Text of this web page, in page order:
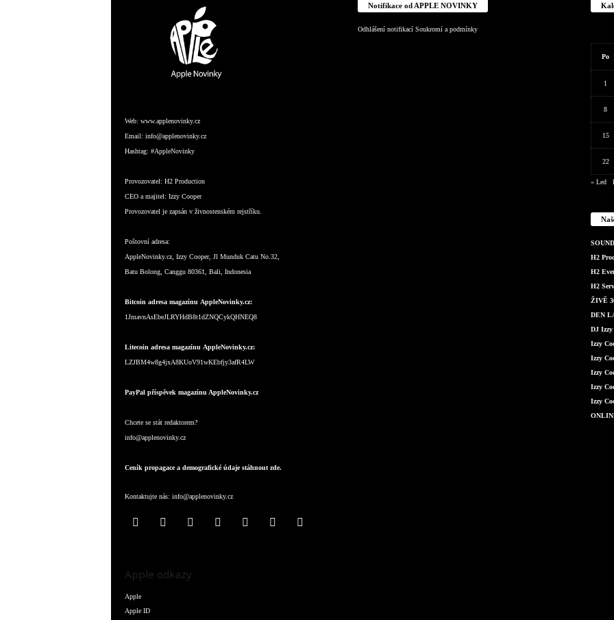
Web: www.applenovinky.cz
Email: info@applenovinky.cz
Hashtag: #AppleNovinky
Provozovatel: H2 Production
CEO a majitel: Izzy Cooper
Provozovatel je zapsán v živnostenském rejstříku.
Poštovní adresa:
AppleNovinky.cz, Izzy Cooper, Jl Munduk Catu No.32,
Batu Bolong, Canggu 80361, Bali, Indonesia
Bitcoin adresa magazínu AppleNovinky.cz:
1JmavnAsEbeJLRYHdB8t1dZNQCykQHNEQ8
Litecoin adresa magazínu AppleNovinky.cz:
LZJBM4w8g4jxA8KUoV91wKEbfjy3afR4LW
PayPal příspěvek magazínu AppleNovinky.cz
Chcete se stát redaktorem?
info@applenovinky.cz
Ceník propagace a demografické údaje stáhnout zde.
Kontaktujte nás: info@applenovinky.cz
Apple odkazy
Apple
Apple ID
Notifikace od APPLE NOVINKY
Odhlášení notifikací Soukromí a podmínky
Po
1
8
15
22
« Led
H2
H2
H2
ŽIVĚ
DEN
DJ Izzy
Izzy
Izzy
Izzy
Izzy
Izzy